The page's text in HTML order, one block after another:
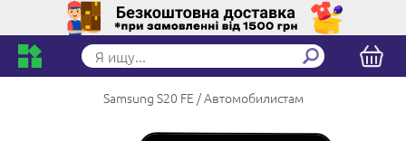
Samsung S20 FE Автомобилистам